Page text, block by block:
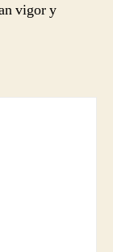
vigor y